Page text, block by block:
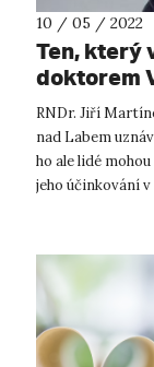
10 / 05 / 2022
Ten, který
doktorem
Martínkem.
RNDr. Jiří
nad Labem
ho ale lidé
jeho účinkování